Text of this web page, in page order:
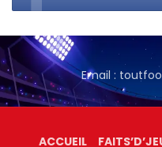
Email :
ACCUEIL